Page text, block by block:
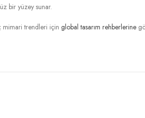
bir yüzey sunar.
mimari trendleri için global tasarım rehberlerine